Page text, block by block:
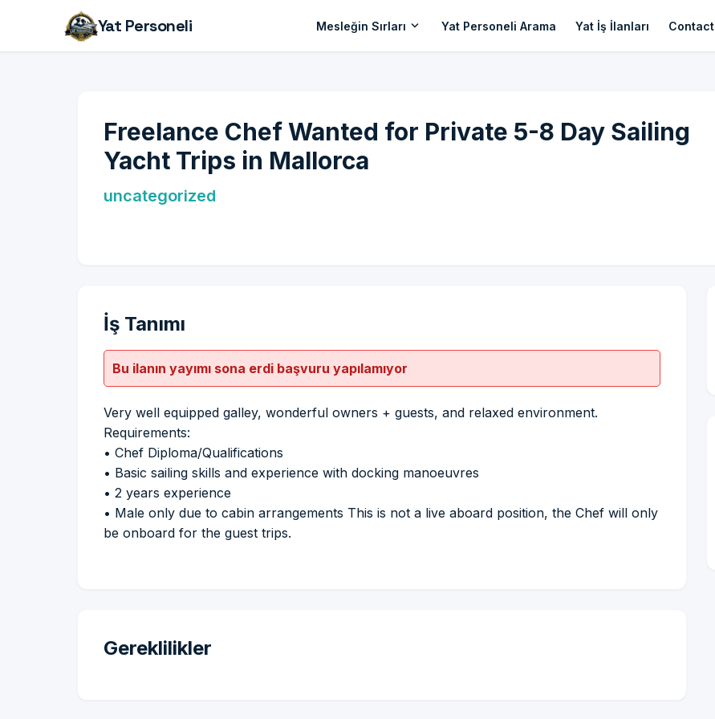
Yat Personeli Mesleğin Sırları expand_more Yat Personeli Arama Yat İş İlanları Contact
Freelance Chef Wanted for Private 5-8 Day Sailing
Yacht Trips in Mallorca
uncategorized
İş Tanımı
Bu ilanın yayımı sona erdi başvuru yapılamıyor
Very well equipped galley, wonderful owners + guests, and relaxed environment.
Requirements:
• Chef Diploma/Qualifications
• Basic sailing skills and experience with docking manoeuvres
• 2 years experience
• Male only due to cabin arrangements This is not a live aboard position, the Chef will only
be onboard for the guest trips.
Gereklilikler